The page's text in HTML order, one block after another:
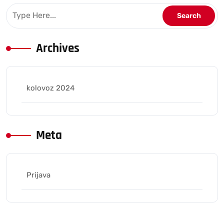
Archives
kolovoz 2024
Meta
Prijava